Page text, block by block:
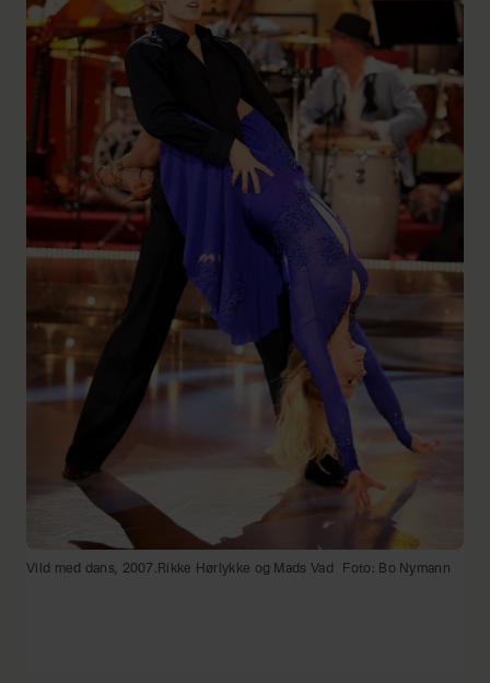
Vild med dans, 2007.Rikke Hørlykke og Mads Vad Foto: Bo Nymann